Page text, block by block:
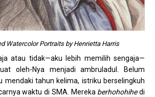
Watercolor Portraits by Henrietta Harris
atau tidak—aku lebih memilih sengaja—
oleh-Nya menjadi ambruladul. Belum
mendaki tahun kelima, istriku berselingkuh
waktu di SMA. Mereka berhohohihedi